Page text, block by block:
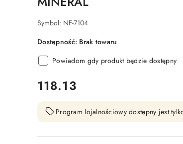
Symbol: NF-7104
Dostępność: Brak towaru
Powiadom gdy produkt będzie dostępny
cena:
118.13
Program lojalnościowy dostępny jest